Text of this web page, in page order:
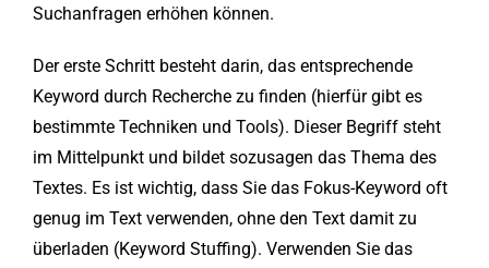
Suchanfragen erhöhen können.
Der erste Schritt besteht darin, das entsprechende
Keyword durch Recherche zu finden (hierfür gibt es
bestimmte Techniken und Tools). Dieser Begriff steht
im Mittelpunkt und bildet sozusagen das Thema des
Textes. Es ist wichtig, dass Sie das Fokus-Keyword oft
genug im Text verwenden, ohne den Text damit zu
überladen (Keyword Stuffing). Verwenden Sie das